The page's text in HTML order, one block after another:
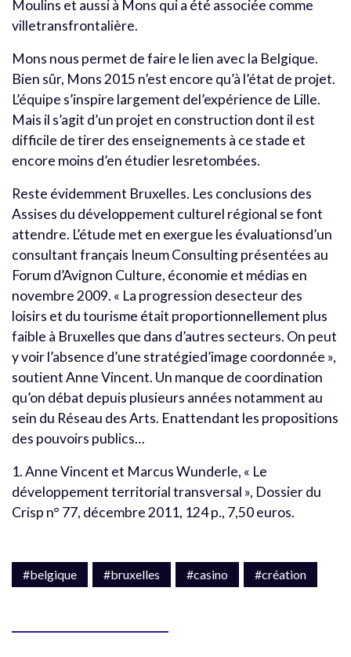
Moulins et aussi à Mons qui a été associée comme
villetransfrontalière.
Mons nous permet de faire le lien avec la Belgique.
Bien sûr, Mons 2015 n’est encore qu’à l’état de projet.
L’équipe s’inspire largement del’expérience de Lille.
Mais il s’agit d’un projet en construction dont il est
difficile de tirer des enseignements à ce stade et
encore moins d’en étudier lesretombées.
Reste évidemment Bruxelles. Les conclusions des
Assises du développement culturel régional se font
attendre. L’étude met en exergue les évaluationsd’un
consultant français Ineum Consulting présentées au
Forum d’Avignon Culture, économie et médias en
novembre 2009. « La progression desecteur des
loisirs et du tourisme était proportionnellement plus
faible à Bruxelles que dans d’autres secteurs. On peut
y voir l’absence d’une stratégied’image coordonnée »,
soutient Anne Vincent. Un manque de coordination
qu’on débat depuis plusieurs années notamment au
sein du Réseau des Arts. Enattendant les propositions
des pouvoirs publics…
1. Anne Vincent et Marcus Wunderle, « Le
développement territorial transversal », Dossier du
Crisp n° 77, décembre 2011, 124 p., 7,50 euros.
#belgique #bruxelles #casino #création